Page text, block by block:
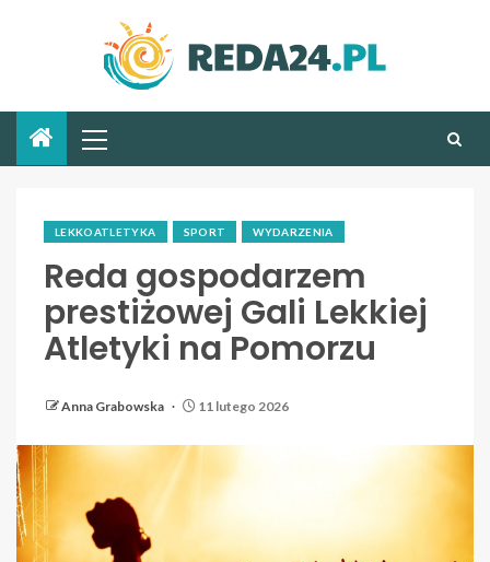
LEKKOATLETYKA SPORT WYDARZENIA
Reda gospodarzem
prestiżowej Gali Lekkiej
Atletyki na Pomorzu
Anna Grabowska 11 lutego 2026